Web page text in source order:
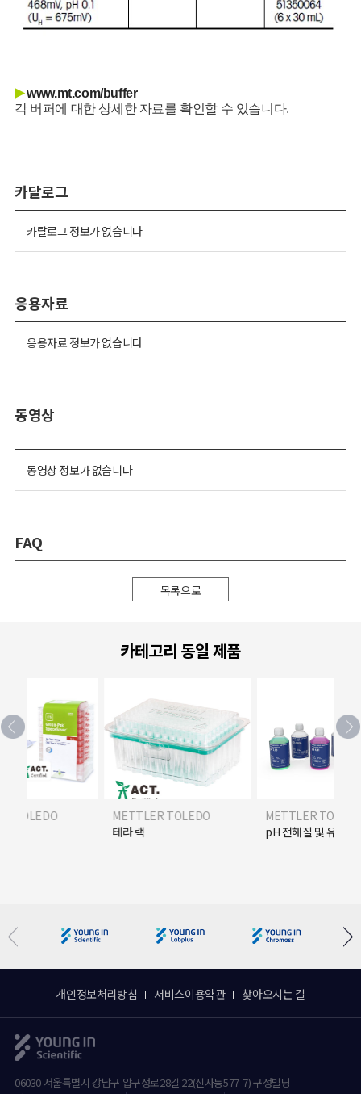
▶ www.mt.com/buffer
각 버퍼에 대한 상세한 자료를 확인할 수 있습니다.
카달로그
카탈로그 정보가 없습니다
응용자료
응용자료 정보가 없습니다
동영상
동영상 정보가 없습니다
FAQ
목록으로
카테고리 동일 제품
TOLEDO
METTLER TOLEDO
pH 전해질 및 유지 관리 용액
METTLER
pH 전해질 및 유지
개인정보처리방침 서비스이용약관 찾아오시는 길
06030 서울특별시 강남구 압구정로28길 22(신사동577-7) 구정빌딩